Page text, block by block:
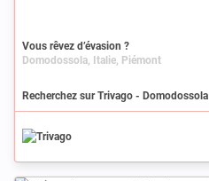
Vous rêvez d’évasion ?
Domodossola, Italie, Piémont
Recherchez sur Trivago - Domodossola